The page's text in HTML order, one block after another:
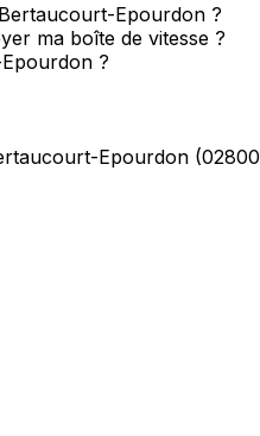
Epourdon ?
ma boîte de vitesse ?
?
Epourdon (02800